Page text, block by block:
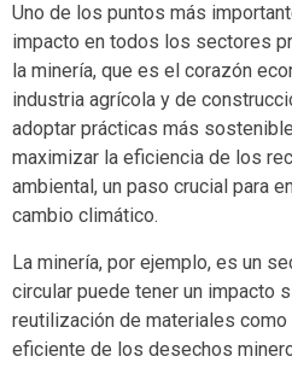
Uno de los puntos más
impacto en todos los sectores
la minería, que es el corazón
industria agrícola y de
adoptar prácticas más
maximizar la eficiencia de los
ambiental, un paso crucial para
cambio climático.
La minería, por ejemplo, es un
circular puede tener un impacto
reutilización de materiales
eficiente de los desechos